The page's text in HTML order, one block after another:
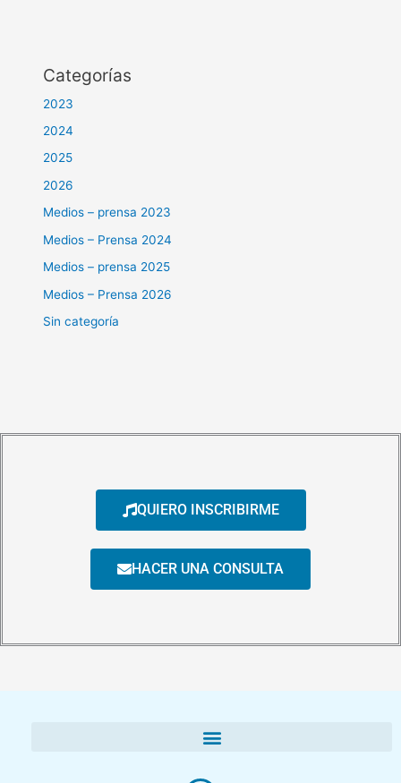
Categorías
2023
2024
2025
2026
Medios – prensa 2023
Medios – Prensa 2024
Medios – prensa 2025
Medios – Prensa 2026
Sin categoría
QUIERO INSCRIBIRME
HACER UNA CONSULTA